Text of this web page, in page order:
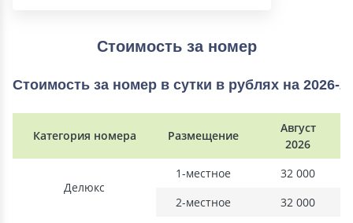
Стоимость за номер
Стоимость за номер в сутки в рублях на 2026-
Категория номера Размещение
Август
2026
Делюкс
1-местное
32 000
2-местное
32 000